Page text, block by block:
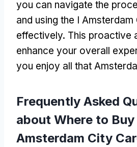
you can navigate the
and using the I
effectively. This proactive
enhance your overall
you enjoy all that
Frequently Asked
about Where to Buy
Amsterdam City